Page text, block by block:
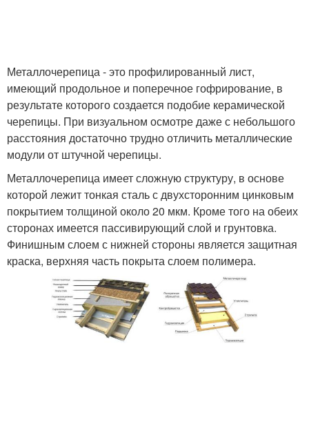
Металлочерепица - это профилированный лист,
имеющий продольное и поперечное гофрирование, в
результате которого создается подобие керамической
черепицы. При визуальном осмотре даже с небольшого
расстояния достаточно трудно отличить металлические
модули от штучной черепицы.
Металлочерепица имеет сложную структуру, в основе
которой лежит тонкая сталь с двухсторонним цинковым
покрытием толщиной около 20 мкм. Кроме того на обеих
сторонах имеется пассивирующий слой и грунтовка.
Финишным слоем с нижней стороны является защитная
краска, верхняя часть покрыта слоем полимера.